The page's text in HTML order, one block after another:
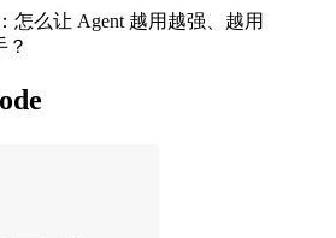
怎么让 Agent 越用越强、越用
？